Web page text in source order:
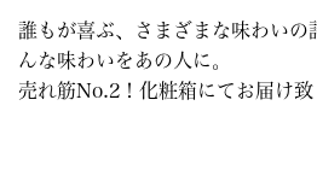
誰もが喜ぶ、さまざまな味わいの
んな味わいをあの人に。
売れ筋No.2！化粧箱にてお届け致